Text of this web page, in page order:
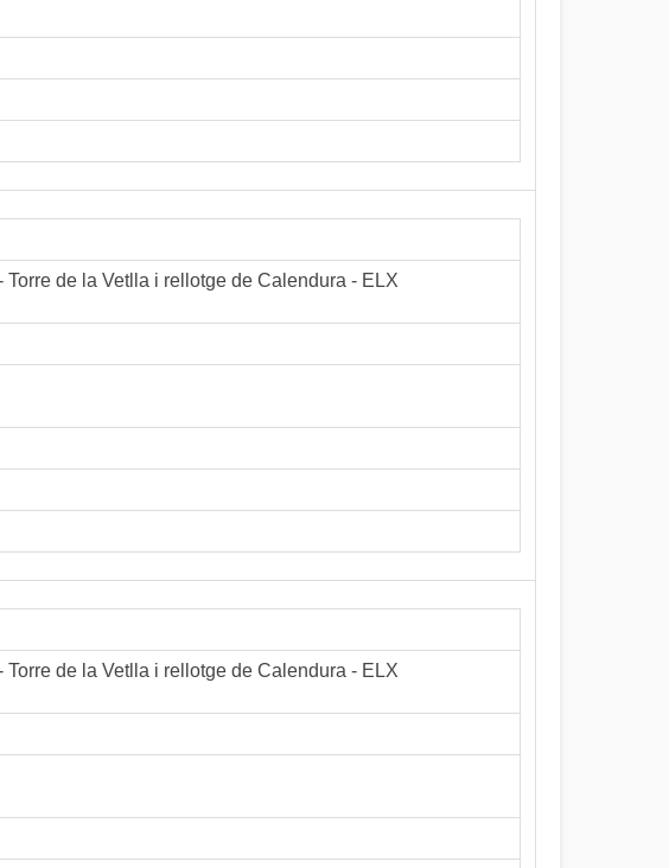
de la Vetlla i rellotge de Calendura - ELX
de la Vetlla i rellotge de Calendura - ELX